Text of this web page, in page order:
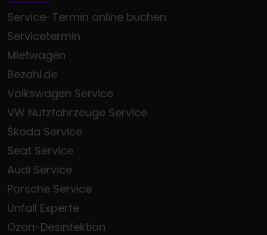
Service-Termin online buchen
Servicetermin
Mietwagen
Bezahl.de
Volkswagen Service
VW Nutzfahrzeuge Service
Škoda Service
Seat Service
Audi Service
Porsche Service
Unfall Experte
Ozon-Desinfektion